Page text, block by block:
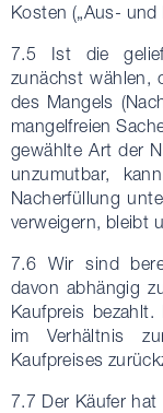
Kosten („Aus- und
7.5 Ist die
zunächst wählen,
des Mangels
mangelfreien
gewählte Art der
unzumutbar,
Nacherfüllung
verweigern, bleibt
7.6 Wir sind
davon abhängig
Kaufpreis
im Verhältnis
Kaufpreises
7.7 Der Käufer